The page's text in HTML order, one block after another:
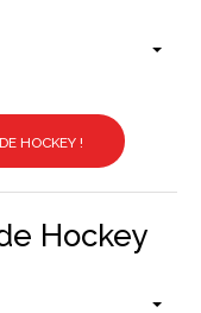
HOCKEY !
Hockey